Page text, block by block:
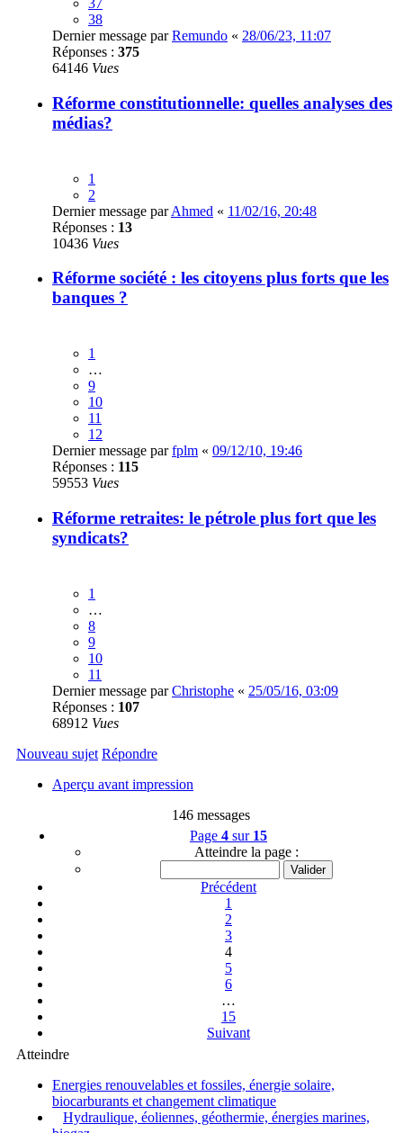
37
38
Dernier message parRemundo « 28/06/23, 11:07
Réponses : 375
64146 Vues
Réforme constitutionnelle: quelles analyses des
médias?
1
2
Dernier message parAhmed « 11/02/16, 20:48
Réponses : 13
10436 Vues
Réforme société : les citoyens plus forts que les
banques ?
1
…
9
10
11
12
Dernier message parfplm « 09/12/10, 19:46
Réponses : 115
59553 Vues
Réforme retraites: le pétrole plus fort que les
syndicats?
1
…
8
9
10
11
Dernier message parChristophe « 25/05/16, 03:09
Réponses : 107
68912 Vues
Nouveau sujet Répondre
Aperçu avant impression
146 messages
Page 4 sur 15
Atteindre la page :
Précédent
1
2
3
4
5
6
…
15
Suivant
Atteindre
Energies renouvelables et fossiles, énergie solaire,
biocarburants et changement climatique
Hydraulique, éoliennes, géothermie, énergies marines,